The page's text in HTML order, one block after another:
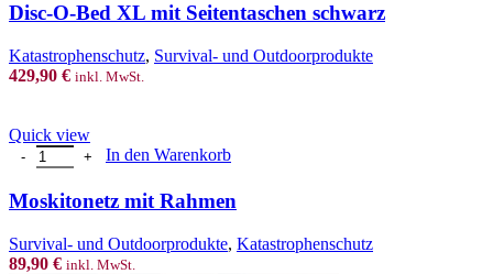
Disc-O-Bed XL mit Seitentaschen schwarz
Katastrophenschutz, Survival- und Outdoorprodukte
429,90 € inkl. MwSt.
Quick view
Moskitonetz mit Rahmen Menge
In den Warenkorb
Moskitonetz mit Rahmen
Survival- und Outdoorprodukte, Katastrophenschutz
89,90 € inkl. MwSt.